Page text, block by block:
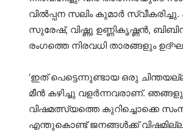
വില്‍പ്പന സലിം കുമാര്‍
സുരേഷ്, വിഷ്ണു ഉണ്ണികൃഷ്ണന്‍,
രംഗത്തെ നിരവധി താരങ്ങളും
‘ഇത് പെട്ടെന്നുണ്ടായ ഒരു
മീന്‍ കഴിച്ചു വളര്‍ന്നവരാണ്.
വിഷമത്സ്യത്തെ കുറിച്ചൊക്കെ
എന്തുകൊണ്ട് ജനങ്ങള്‍ക്ക്